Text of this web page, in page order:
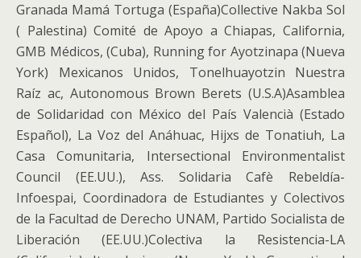
Granada Mamá Tortuga (España)Collective Nakba Sol
( Palestina) Comité de Apoyo a Chiapas, California,
GMB Médicos, (Cuba), Running for Ayotzinapa (Nueva
York) Mexicanos Unidos, Tonelhuayotzin Nuestra
Raíz ac, Autonomous Brown Berets (U.S.A)Asamblea
de Solidaridad con México del País Valencià (Estado
Español), La Voz del Anáhuac, Hijxs de Tonatiuh, La
Casa Comunitaria, Intersectional Environmentalist
Council (EE.UU.), Ass. Solidaria Cafè Rebeldía-
Infoespai, Coordinadora de Estudiantes y Colectivos
de la Facultad de Derecho UNAM, Partido Socialista de
Liberación (EE.UU.)Colectiva la Resistencia-LA